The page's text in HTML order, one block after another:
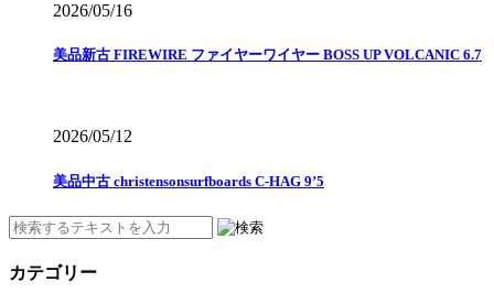
2026/05/16
美品新古 FIREWIRE ファイヤーワイヤー BOSS UP VOLCANIC 6.7
2026/05/12
美品中古 christensonsurfboards C-HAG 9’5
カテゴリー